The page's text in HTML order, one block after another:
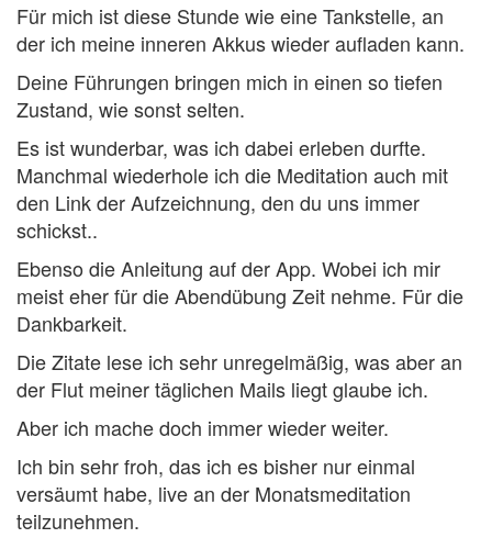
Für mich ist diese Stunde wie eine Tankstelle, an
der ich meine inneren Akkus wieder aufladen kann.
Deine Führungen bringen mich in einen so tiefen
Zustand, wie sonst selten.
Es ist wunderbar, was ich dabei erleben durfte.
Manchmal wiederhole ich die Meditation auch mit
den Link der Aufzeichnung, den du uns immer
schickst..
Ebenso die Anleitung auf der App. Wobei ich mir
meist eher für die Abendübung Zeit nehme. Für die
Dankbarkeit.
Die Zitate lese ich sehr unregelmäßig, was aber an
der Flut meiner täglichen Mails liegt glaube ich.
Aber ich mache doch immer wieder weiter.
Ich bin sehr froh, das ich es bisher nur einmal
versäumt habe, live an der Monatsmeditation
teilzunehmen.